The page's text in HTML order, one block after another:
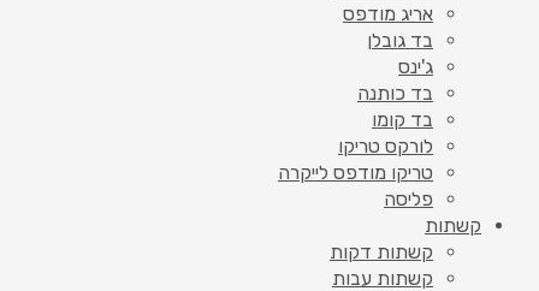
אריג מודפס
בד גובלן
ג'ינס
בד כותנה
בד קומו
לורקס טריקו
טריקו מודפס לייקרה
פליסה
קשתות
קשתות דקות
קשתות עבות